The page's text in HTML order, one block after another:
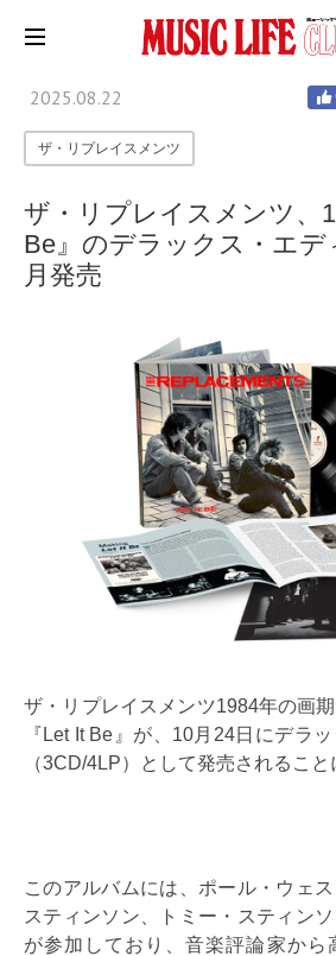
2025.08.22
ザ・リプレイスメンツ
ザ・リプレイスメンツ、
Be』のデラックス・エ
月発売
ザ・リプレイスメンツ1984年の画
『Let It Be』が、10月24日にデラ
（3CD/4LP）として発売されること
このアルバムには、ポール・ウェ
スティンソン、トミー・スティン
が参加しており、音楽評論家から